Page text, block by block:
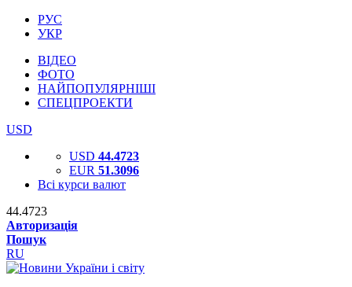
РУС
УКР
ВІДЕО
ФОТО
НАЙПОПУЛЯРНІШІ
СПЕЦПРОЕКТИ
USD
USD 44.4723
EUR 51.3096
Всі курси валют
44.4723
Авторизація
Пошук
RU